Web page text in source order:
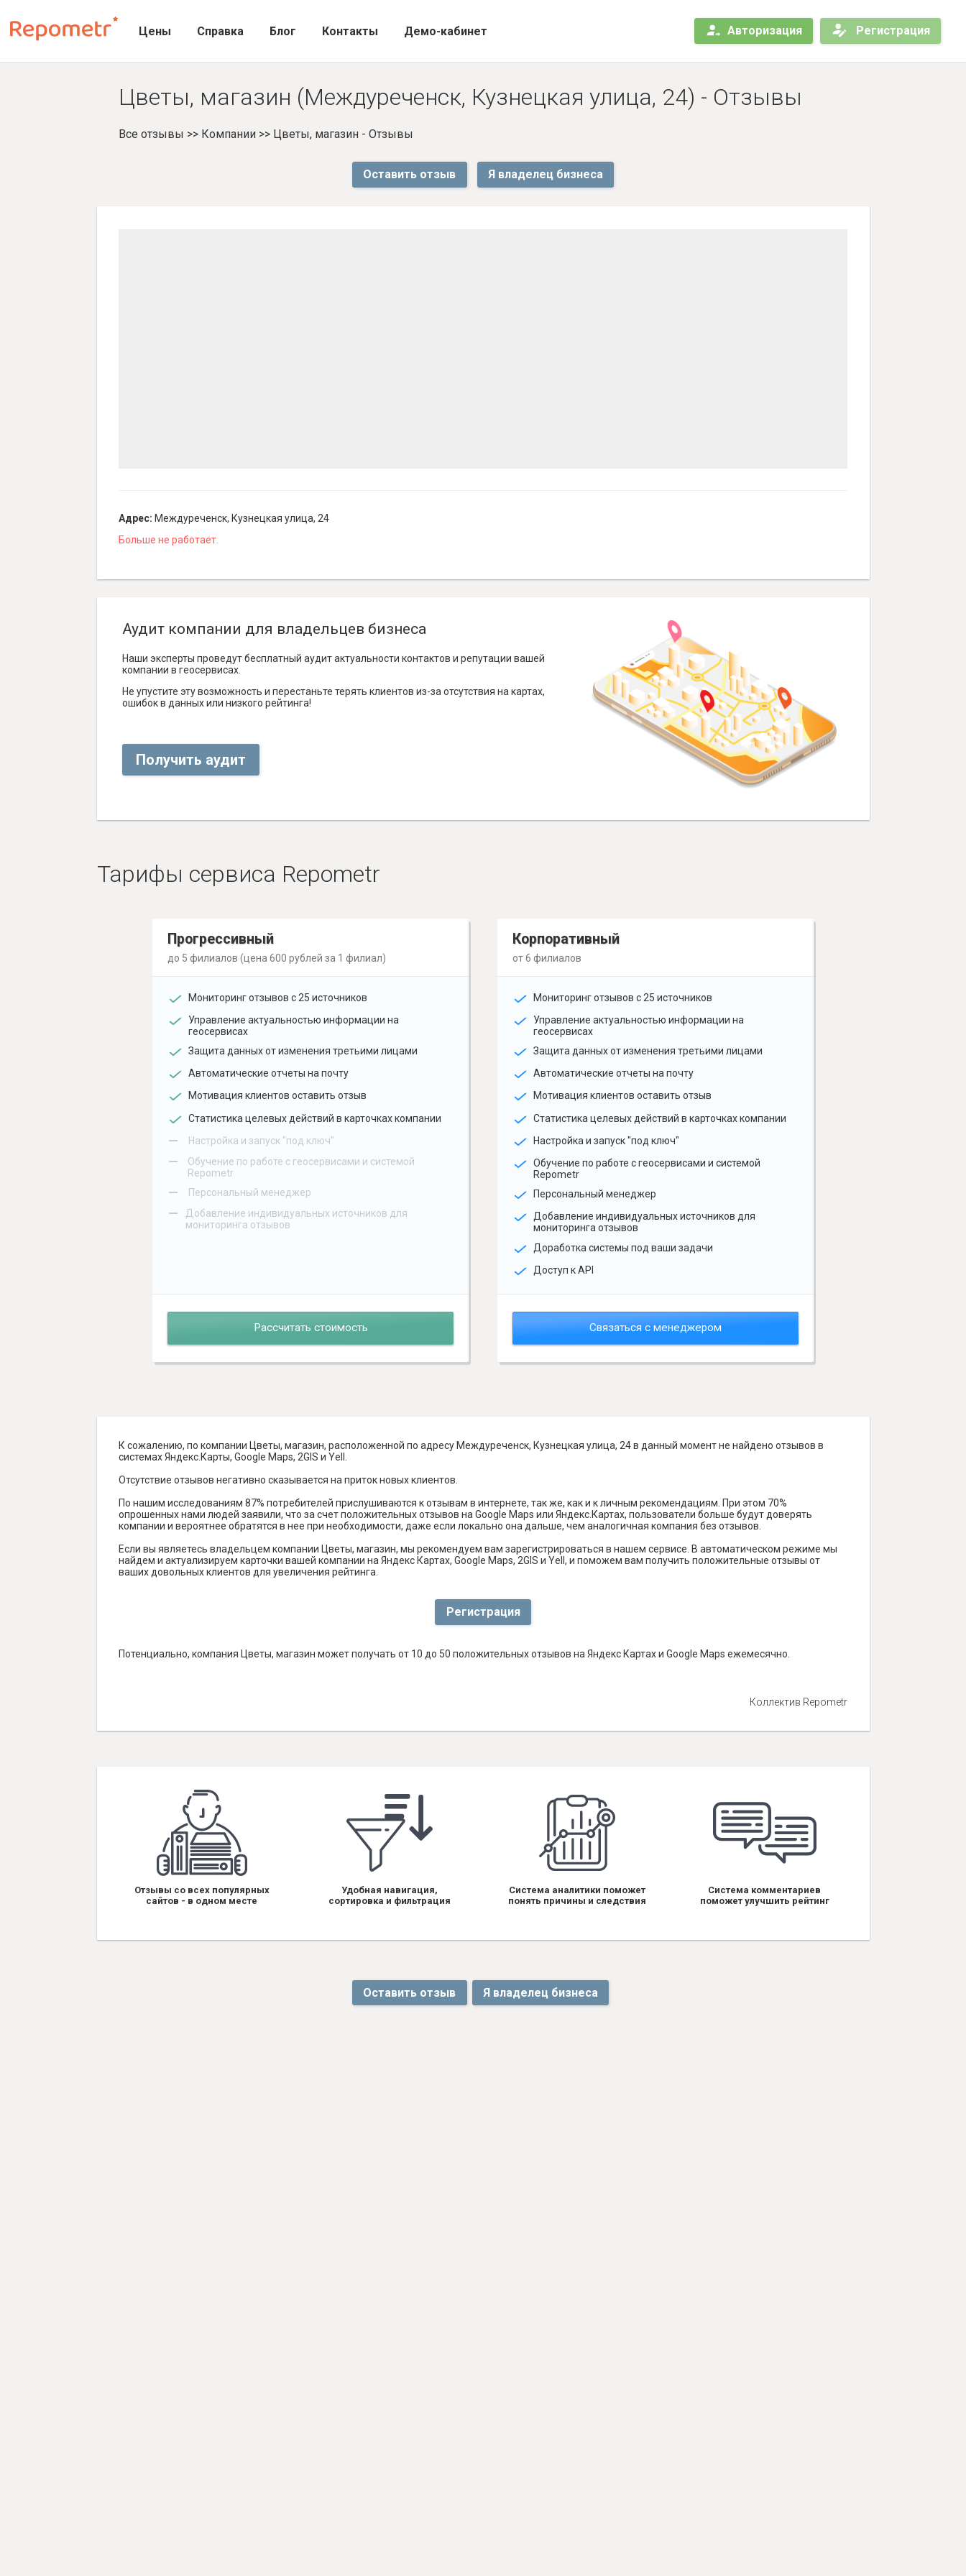
Цены Справка Блог Контакты Демо-кабинет Авторизация Регистрация
Цветы, магазин (Междуреченск, Кузнецкая улица, 24) - Отзывы
Все отзывы >> Компании>> Цветы, магазин - Отзывы
Оставить отзыв Я владелец бизнеса
Адрес: Междуреченск, Кузнецкая улица, 24
Больше не работает.
Аудит компании для владельцев бизнеса
Наши эксперты проведут бесплатный аудит актуальности контактов и репутации вашей
компании в геосервисах.
Не упустите эту возможность и перестаньте терять клиентов из-за отсутствия на картах,
ошибок в данных или низкого рейтинга!
Получить аудит
Тарифы сервиса Repometr
Прогрессивный
до 5 филиалов (цена 600 рублей за 1 филиал)
Мониторинг отзывов с 25 источников
Управление актуальностью информации на
геосервисах
Защита данных от изменения третьими лицами
Автоматические отчеты на почту
Мотивация клиентов оставить отзыв
Статистика целевых действий в карточках компании
– Настройка и запуск "под ключ"
–
Обучение по работе с геосервисами и системой
Repometr
– Персональный менеджер
–
Добавление индивидуальных источников для
мониторинга отзывов
Рассчитать стоимость
Корпоративный
от 6 филиалов
Мониторинг отзывов с 25 источников
Управление актуальностью информации на
геосервисах
Защита данных от изменения третьими лицами
Автоматические отчеты на почту
Мотивация клиентов оставить отзыв
Статистика целевых действий в карточках компании
Настройка и запуск "под ключ"
Обучение по работе с геосервисами и системой
Repometr
Персональный менеджер
Добавление индивидуальных источников для
мониторинга отзывов
Доработка системы под ваши задачи
Доступ к API
Связаться с менеджером
К сожалению, по компании Цветы, магазин, расположенной по адресу Междуреченск, Кузнецкая улица, 24 в данный момент не найдено отзывов в
системах Яндекс.Карты, Google Maps, 2GIS и Yell.
Отсутствие отзывов негативно сказывается на приток новых клиентов.
По нашим исследованиям 87% потребителей прислушиваются к отзывам в интернете, так же, как и к личным рекомендациям. При этом 70%
опрошенных нами людей заявили, что за счет положительных отзывов на Google Maps или Яндекс.Картах, пользователи больше будут доверять
компании и вероятнее обратятся в нее при необходимости, даже если локально она дальше, чем аналогичная компания без отзывов.
Если вы являетесь владельцем компании Цветы, магазин, мы рекомендуем вам зарегистрироваться в нашем сервисе. В автоматическом режиме мы
найдем и актуализируем карточки вашей компании на Яндекс Картах, Google Maps, 2GIS и Yell, и поможем вам получить положительные отзывы от
ваших довольных клиентов для увеличения рейтинга.
Регистрация
Потенциально, компания Цветы, магазин может получать от 10 до 50 положительных отзывов на Яндекс Картах и Google Maps ежемесячно.
Коллектив Repometr
Отзывы со всех популярных
сайтов - в одном месте
Удобная навигация,
сортировка и фильтрация
Система аналитики поможет
понять причины и следствия
Система комментариев
поможет улучшить рейтинг
Оставить отзыв Я владелец бизнеса